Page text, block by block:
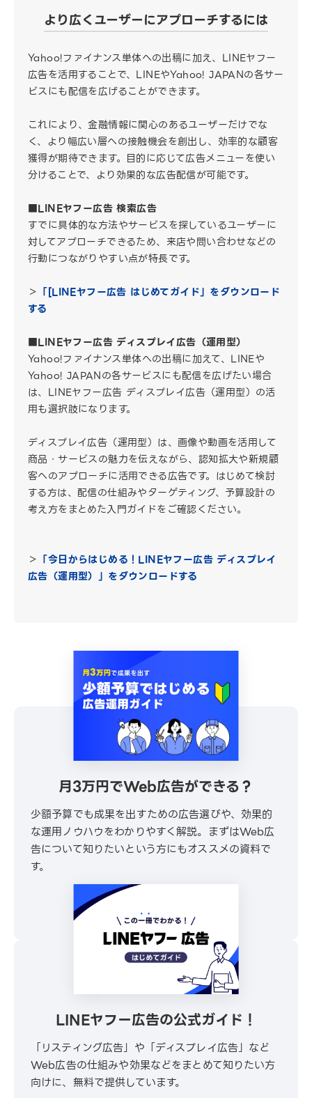
より広くユーザーにアプローチするには
Yahoo!ファイナンス単体への出稿に加え、LINEヤフー
広告を活用することで、LINEやYahoo! JAPANの各サー
ビスにも配信を広げることができます。
これにより、金融情報に関心のあるユーザーだけでな
く、より幅広い層への接触機会を創出し、効率的な顧客
獲得が期待できます。目的に応じて広告メニューを使い
分けることで、より効果的な広告配信が可能です。
■LINEヤフー広告 検索広告
すでに具体的な方法やサービスを探しているユーザーに
対してアプローチできるため、来店や問い合わせなどの
行動につながりやすい点が特長です。
＞ 「[LINEヤフー広告 はじめてガイド」をダウンロード
する
■LINEヤフー広告 ディスプレイ広告（運用型）
Yahoo!ファイナンス単体への出稿に加えて、LINEや
Yahoo! JAPANの各サービスにも配信を広げたい場合
は、LINEヤフー広告 ディスプレイ広告（運用型）の活
用も選択肢になります。
ディスプレイ広告（運用型）は、画像や動画を活用して
商品・サービスの魅力を伝えながら、認知拡大や新規顧
客へのアプローチに活用できる広告です。はじめて検討
する方は、配信の仕組みやターゲティング、予算設計の
考え方をまとめた入門ガイドをご確認ください。
＞ 「今日からはじめる！LINEヤフー広告 ディスプレイ
広告（運用型）」をダウンロードする
月3万円でWeb広告ができる？
少額予算でも成果を出すための広告選びや、効果的
な運用ノウハウをわかりやすく解説。まずはWeb広
告について知りたいという方にもオススメの資料で
す。
\ 30秒でかんたんダウンロード /
無料でダウンロードする
LINEヤフー広告の公式ガイド！
「リスティング広告」や「ディスプレイ広告」など
Web広告の仕組みや効果などをまとめて知りたい方
向けに、無料で提供しています。